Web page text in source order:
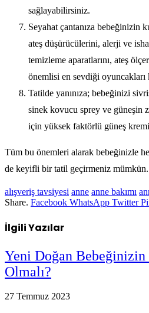
sağlayabilirsiniz.
Seyahat çantanıza bebeğinizin
ateş düşürücülerini, alerji ve
temizleme aparatlarını, ateş
önemlisi en sevdiği oyuncakları
Tatilde yanınıza; bebeğinizi
sinek kovucu sprey ve güneşin
için yüksek faktörlü güneş kremi
Tüm bu önemleri alarak bebeğinizle
de keyifli bir tatil geçirmeniz mümkün.
alışveriş tavsiyesi anne anne bakımı
Share. Facebook WhatsApp Twitter
İlgiliYazılar
Yeni Doğan Bebeğinizin
Olmalı?
27 Temmuz 2023